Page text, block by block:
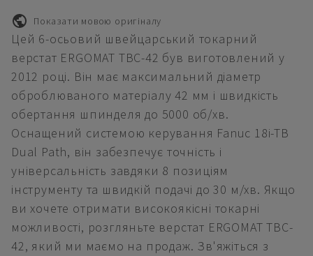
Показати мовою оригіналу
Цей 6-осьовий швейцарський токарний
верстат ERGOMAT TBC-42 був виготовлений у
2012 році. Він має максимальний діаметр
оброблюваного матеріалу 42 мм і швидкість
обертання шпинделя до 5000 об/хв.
Оснащений системою керування Fanuc 18i-TB
Dual Path, він забезпечує точність і
універсальність завдяки 8 позиціям
інструменту та швидкій подачі до 30 м/хв. Якщо
ви хочете отримати високоякісні токарні
можливості, розгляньте верстат ERGOMAT TBC-
42, який ми маємо на продаж. Зв'яжіться з